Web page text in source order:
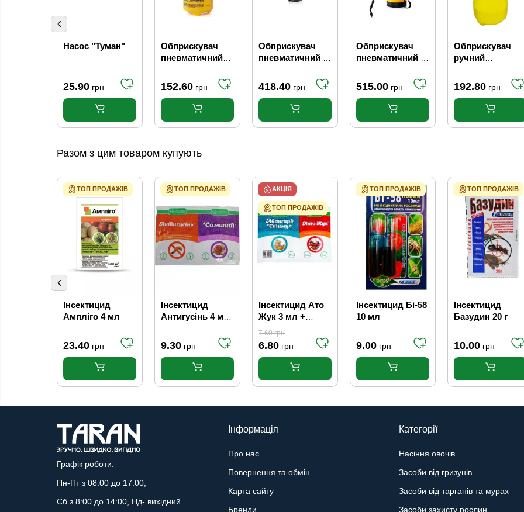
Насос "Туман"
25.90 грн
Обприскувач
пневматичний
152.60 грн
Обприскувач
пневматичний 5
418.40 грн
Обприскувач
пневматичний 8
515.00 грн
Обприскувач
ручний
192.80 грн
Разом з цим товаром купують
ТОП ПРОДАЖІВ
Інсектицид
Ампліго 4 мл
23.40 грн
ТОП ПРОДАЖІВ
Інсектицид
Антигусінь 4 мл
9.30 грн
АКЦІЯ
ТОП ПРОДАЖІВ
Інсектицид Ато
Жук 3 мл +
Авангард
Стимул 10 мл
7.60грн
6.80 грн
ТОП ПРОДАЖІВ
Інсектицид Бі-58
10 мл
9.00 грн
ТОП ПРОДАЖІВ
Інсектицид
Базудин 20 г
10.00 грн
Графік роботи:
Пн-Пт з 08:00 до 17:00,
Сб з 8:00 до 14:00, Нд- вихідний
Інформація
Про нас
Повернення та обмін
Карта сайту
Бренди
Категорії
Насіння овочів
Засоби від гризунів
Засоби від тарганів та мурах
Засоби захисту рослин